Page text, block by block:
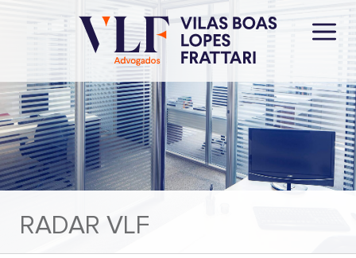
RADAR VLF